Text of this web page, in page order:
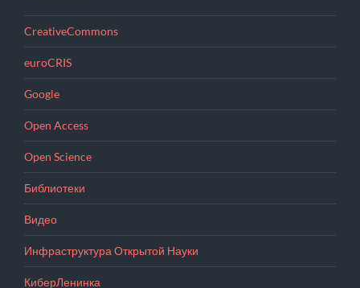
CreativeCommons
euroCRIS
Google
Open Access
Open Science
Библиотеки
Видео
Инфраструктура Открытой Науки
КиберЛенинка